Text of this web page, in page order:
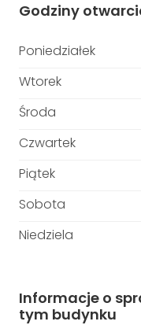
Godziny
Poniedziałek
Wtorek
Środa
Czwartek
Piątek
Sobota
Niedziela
Informacje o
tym budynku